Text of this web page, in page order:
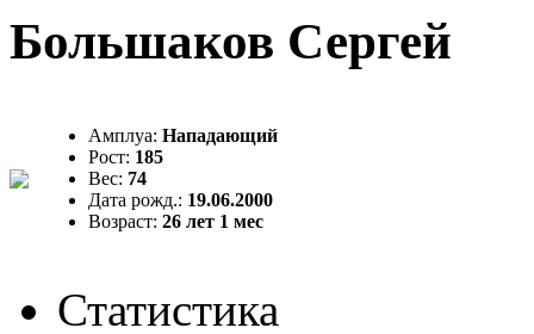
Большаков Сергей
Амплуа: Нападающий
Рост: 185
Вес: 74
Дата рожд.: 19.06.2000
Возраст: 26 лет 1 мес
Статистика